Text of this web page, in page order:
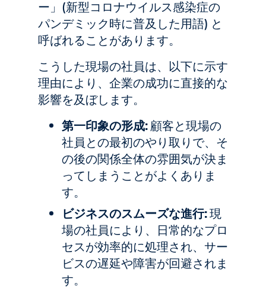
ー」(新型コロナウイルス感染症の
パンデミック時に普及した用語) と
呼ばれることがあります。
こうした現場の社員は、以下に示す
理由により、企業の成功に直接的な
影響を及ぼします。
第一印象の形成:顧客と現場の
社員との最初のやり取りで、そ
の後の関係全体の雰囲気が決ま
ってしまうことがよくありま
す。
ビジネスのスムーズな進行:現
場の社員により、日常的なプロ
セスが効率的に処理され、サー
ビスの遅延や障害が回避されま
す。